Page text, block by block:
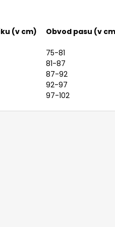
(v cm) Obvod pasu (v
75-81
81-87
87-92
92-97
97-102